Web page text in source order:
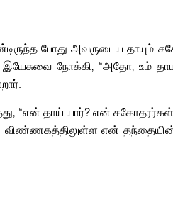
போது அவருடைய தாயும்
இயேசுவை நோக்கி, “அதோ, உம்
“என் தாய் யார்? என்
விண்ணகத்திலுள்ள என் தந்தையின்